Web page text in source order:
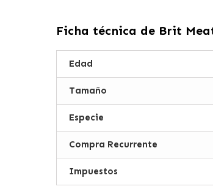
Ficha técnica de Brit
Edad
Tamaño
Especie
Compra Recurrente
Impuestos